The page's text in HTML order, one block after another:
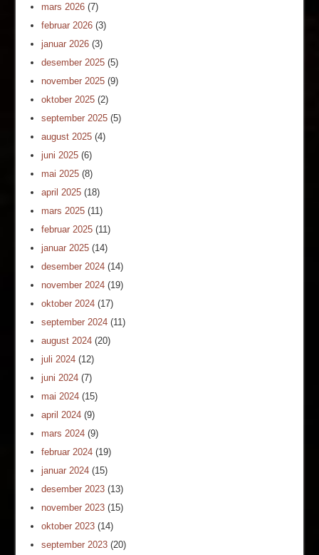
mars 2026 (7)
februar 2026 (3)
januar 2026 (3)
desember 2025 (5)
november 2025 (9)
oktober 2025 (2)
september 2025 (5)
august 2025 (4)
juni 2025 (6)
mai 2025 (8)
april 2025 (18)
mars 2025 (11)
februar 2025 (11)
januar 2025 (14)
desember 2024 (14)
november 2024 (19)
oktober 2024 (17)
september 2024 (11)
august 2024 (20)
juli 2024 (12)
juni 2024 (7)
mai 2024 (15)
april 2024 (9)
mars 2024 (9)
februar 2024 (19)
januar 2024 (15)
desember 2023 (13)
november 2023 (15)
oktober 2023 (14)
september 2023 (20)